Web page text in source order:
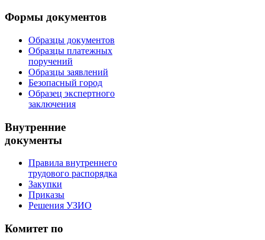
Формы документов
Образцы документов
Образцы платежных
поручений
Образцы заявлений
Безопасный город
Образец экспертного
заключения
Внутренние
документы
Правила внутреннего
трудового распорядка
Закупки
Приказы
Решения УЗИО
Комитет по